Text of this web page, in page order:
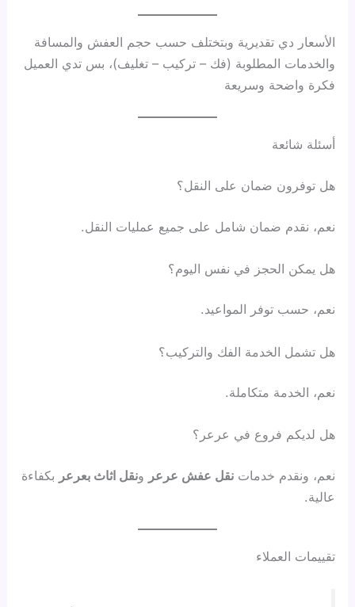
الأسعار دي تقديرية وبتختلف حسب حجم العفش والمسافة
والخدمات المطلوبة (فك – تركيب – تغليف)، بس تدي العميل
فكرة واضحة وسريعة
أسئلة شائعة
هل توفرون ضمان على النقل؟
نعم، نقدم ضمان شامل على جميع عمليات النقل.
هل يمكن الحجز في نفس اليوم؟
نعم، حسب توفر المواعيد.
هل تشمل الخدمة الفك والتركيب؟
نعم، الخدمة متكاملة.
هل لديكم فروع في عرعر؟
نعم، ونقدم خدماتنقل عفش عرعر ونقل اثاث بعرعر بكفاءة
عالية.
تقييمات العملاء